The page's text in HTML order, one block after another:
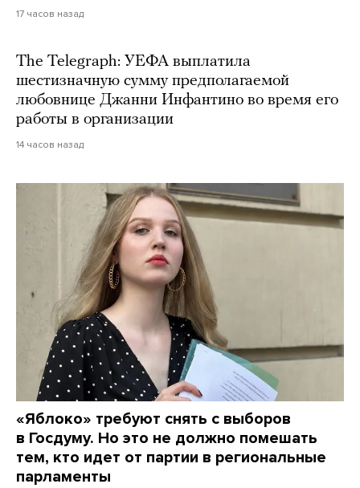
17 часов назад
The Telegraph: УЕФА выплатила
шестизначную сумму предполагаемой
любовнице Джанни Инфантино во время его
работы в организации
14 часов назад
«Яблоко» требуют снять с выборов
в Госдуму. Но это не должно помешать
тем, кто идет от партии в региональные
парламенты